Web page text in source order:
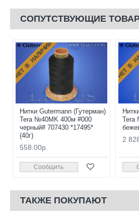
СОПУТСТВУЮЩИЕ
НЕТ В НАЛИЧИИ
Нитки Gutermann (Гутерман)
Tera №40MK 400м #000
черный# 707430 *17495*
(40г)
558.00р.
Сообщить
НЕТ
Tera
2
ТАКЖЕ ПОКУПАЮТ